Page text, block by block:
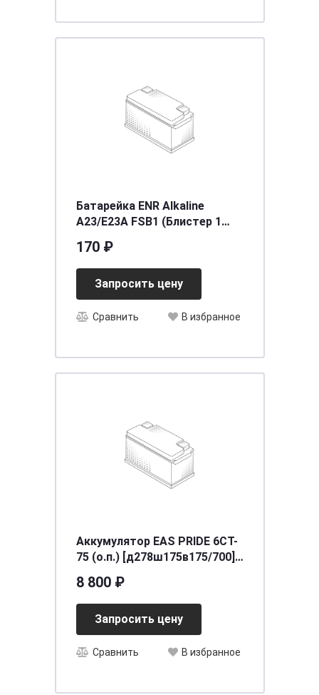
Батарейка ENR Alkaline
A23/E23A FSB1 (Блистер 1
170 ₽
Запросить цену
Сравнить В избранное
Аккумулятор EAS PRIDE 6СТ-
75 (о.п.) [д278ш175в175/700]
8 800 ₽
Запросить цену
Сравнить В избранное